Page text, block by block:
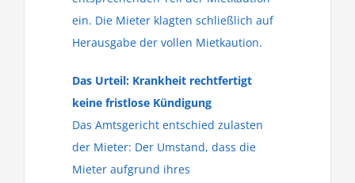
ein. Die Mieter klagten schließlich auf
Herausgabe der vollen Mietkaution.
Das Urteil: Krankheit rechtfertigt
keine fristlose Kündigung
Das Amtsgericht entschied zulasten
der Mieter: Der Umstand, dass die
Mieter aufgrund ihres